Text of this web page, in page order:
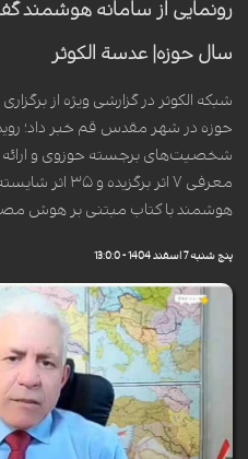
رونمایی از سامانه هوشمند
سال حوزه| عدسة الکوثر
شبکه الکوثر در گزارشی ویژه از
حوزه در شهر مقدس قم خبر داد؛
معرفی ۷ اثر
هوشمند با کتاب مبتنی بر هوش
پنج شنبه 7 اسفند 1404 - 13:0:0